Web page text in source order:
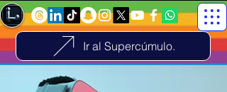
Ir al Supercúmulo.